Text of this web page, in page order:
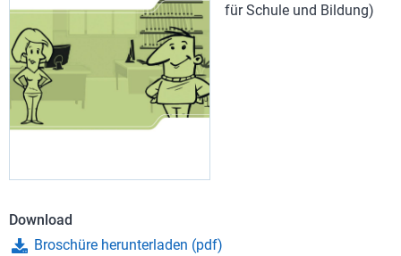
für Schule und Bildung)
Download
Broschüre herunterladen (pdf)